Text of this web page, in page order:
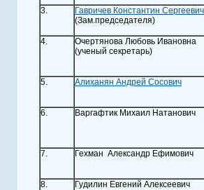
3.
Гавричев Константин Сергеевич
(Зам.председателя)
4.
Очертянова Любовь Ивановна
(ученый секретарь)
5. Алиханян Андрей Сосович
6. Варгафтик Михаил Натанович
7. Гехман Александр Ефимович
8. Гудилин Евгений Алексеевич